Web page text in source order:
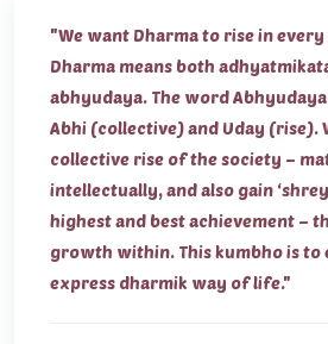
"We want Dharma to rise in
Dharma means both
abhyudaya. The word
Abhi (collective) and Uday (rise).
collective rise of the society –
intellectually, and also gain
highest and best achievement –
growth within. This kumbho is to
express dharmik way of life."